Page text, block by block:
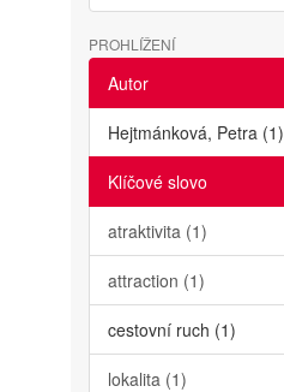
PROHLÍŽENÍ
Autor
Hejtmánková, Petra (1)
Klíčové slovo
atraktivita (1)
attraction (1)
cestovní ruch (1)
lokalita (1)